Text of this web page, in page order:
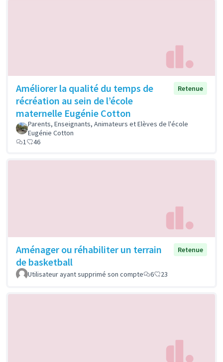
Améliorer la qualité du temps de
récréation au sein de l’école
maternelle Eugénie Cotton
Retenue
Parents, Enseignants, Animateurs et Elèves de l'école
Eugénie Cotton
1
46
Aménager ou réhabiliter un terrain
de basketball
Retenue
Utilisateur ayant supprimé son compte 6 23